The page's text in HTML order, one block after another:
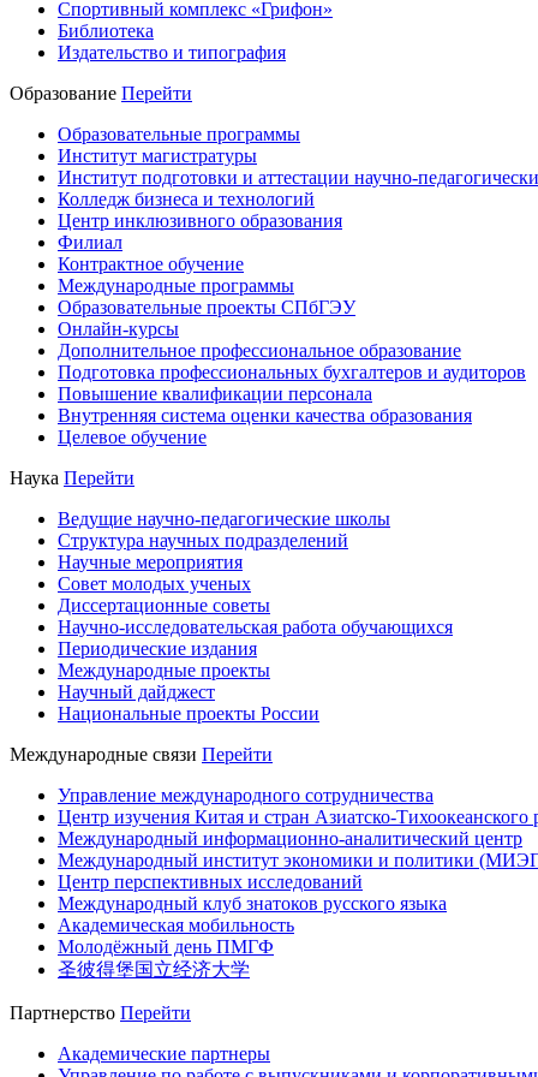
Спортивный комплекс «Грифон»
Библиотека
Издательство и типография
Образование Перейти
Образовательные программы
Институт магистратуры
Институт подготовки и аттестации научно-
Колледж бизнеса и технологий
Центр инклюзивного образования
Филиал
Контрактное обучение
Международные программы
Образовательные проекты СПбГЭУ
Онлайн-курсы
Дополнительное профессиональное образование
Подготовка профессиональных бухгалтеров и аудиторов
Повышение квалификации персонала
Внутренняя система оценки качества образования
Целевое обучение
Наука Перейти
Ведущие научно-педагогические школы
Структура научных подразделений
Научные мероприятия
Совет молодых ученых
Диссертационные советы
Научно-исследовательская работа обучающихся
Периодические издания
Международные проекты
Научный дайджест
Национальные проекты России
Международные связи Перейти
Управление международного сотрудничества
Центр изучения Китая и стран Азиатско-Тихоокеанского
Международный информационно-аналитический центр
Международный институт экономики и политики
Центр перспективных исследований
Международный клуб знатоков русского языка
Академическая мобильность
Молодёжный день ПМГФ
圣彼得堡国立经济大学
Партнерство Перейти
Академические партнеры